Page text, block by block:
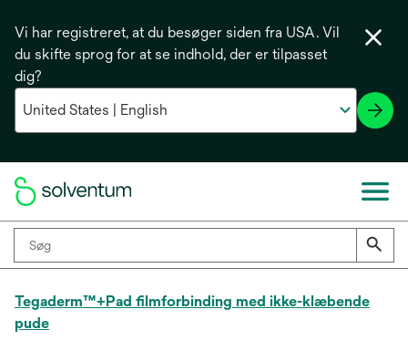
Vi har registreret, at du besøger siden fra USA. Vil
du skifte sprog for at se indhold, der er tilpasset
dig?
Tegaderm™+Pad filmforbinding med ikke-klæbende
pude